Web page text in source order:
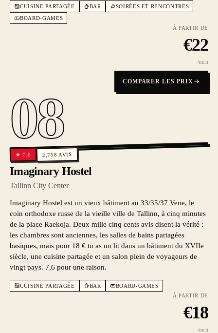
CUISINE PARTAGÉE BAR
SOIRÉES ET RENCONTRES
BOARD-GAMES
À PARTIR DE
€22
/nuit
COMPARER LES PRIX
08
★7.6 2,758 AVIS
Imaginary Hostel
Tallinn City Center
Imaginary Hostel est un vieux bâtiment au 33/35/37 Vene, le
coin orthodoxe russe de la vieille ville de Tallinn, à cinq minutes
de la place Raekoja. Deux mille cinq cents avis disent la vérité :
les chambres sont anciennes, les salles de bains partagées
basiques, mais pour 18 € tu as un lit dans un bâtiment du XVIIe
siècle, une cuisine partagée et un salon plein de voyageurs de
vingt pays. 7,6 pour une raison.
CUISINE PARTAGÉE BAR
BOARD-GAMES
À PARTIR DE
€18
/nuit